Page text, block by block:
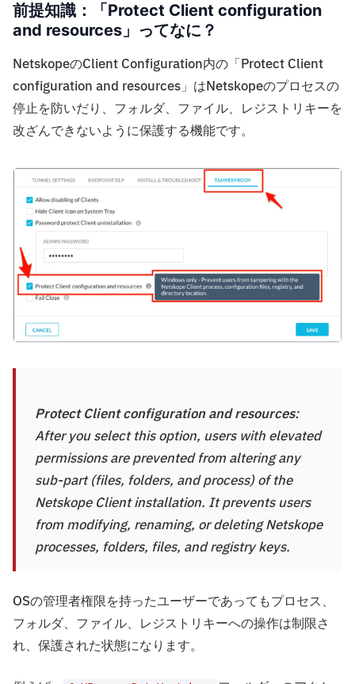
前提知識：「Protect Client configuration
and resources」ってなに？
NetskopeのClient Configuration内の「Protect Client
configuration and resources」はNetskopeのプロセスの
停止を防いだり、フォルダ、ファイル、レジストリキーを
改ざんできないように保護する機能です。
Protect Client configuration and resources:
After you select this option, users with elevated
permissions are prevented from altering any
sub-part (files, folders, and process) of the
Netskope Client installation. It prevents users
from modifying, renaming, or deleting Netskope
processes, folders, files, and registry keys.
OSの管理者権限を持ったユーザーであってもプロセス、
フォルダ、ファイル、レジストリキーへの操作は制限さ
れ、保護された状態になります。